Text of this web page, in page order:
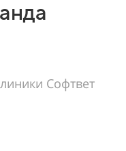
Софтвет